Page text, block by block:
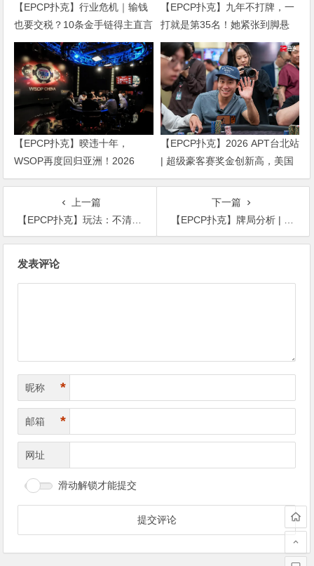
【EPCP扑克】行业危机｜输钱
也要交税？10条金手链得主直言
“扛不住”，主动砍掉四分之三比
赛
【EPCP扑克】九年不打牌，一
打就是第35名！她紧张到脚悬
空，但全世界以为她很淡定
【EPCP扑克】暌违十年，
WSOP再度回归亚洲！2026
APL济州站6月19-28日盛大登
【EPCP扑克】2026 APT台北站
| 超级豪客赛奖金创新高，美国
选手Ethan “Rampage” Yau领跑
上一篇
【EPCP扑克】玩法：不清楚这六点真相就去玩线下扑克简直就是去送钱！
下一篇
【EPCP扑克】牌局分析 | Juan Pardo为何在翻牌前弃掉KK
发表评论
昵称 *
邮箱 *
网址
滑动解锁才能提交